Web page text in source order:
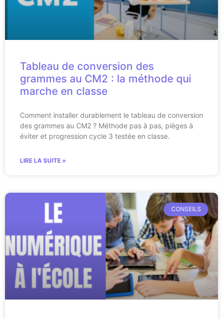
Tableau de conversion des
grammes au CM2 : la méthode qui
marche en classe
Comment installer durablement le tableau de conversion
des grammes au CM2 ? Méthode pas à pas, pièges à
éviter et progression cycle 3 testée en classe.
LIRE LA SUITE »
CONSEILS